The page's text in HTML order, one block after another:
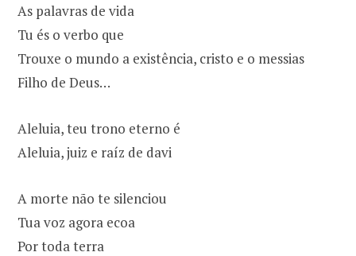
As palavras de vida
Tu és o verbo que
Trouxe o mundo a existência, cristo e o messias
Filho de Deus…
Aleluia, teu trono eterno é
Aleluia, juiz e raíz de davi
A morte não te silenciou
Tua voz agora ecoa
Por toda terra